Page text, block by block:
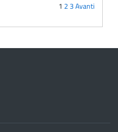
1 2 3Avanti